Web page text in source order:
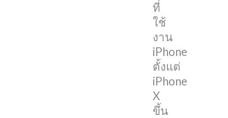
ที่
ใช้
งาน
iPhone
ตั้งแต่
iPhone
X
ขึ้น
ที่
มี
รอย
บาก
ที่
เล็ก
ลง
คงจะ